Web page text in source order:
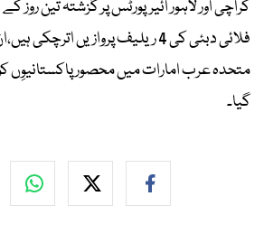
کراچی اور لاہور ائیرپورٹس پر گزشتہ تین روز کے
فلائی دبئی کی 4 ریلیف پروازیں
متحدہ عرب امارات میں محصور پاکستانیوِں
گیا۔